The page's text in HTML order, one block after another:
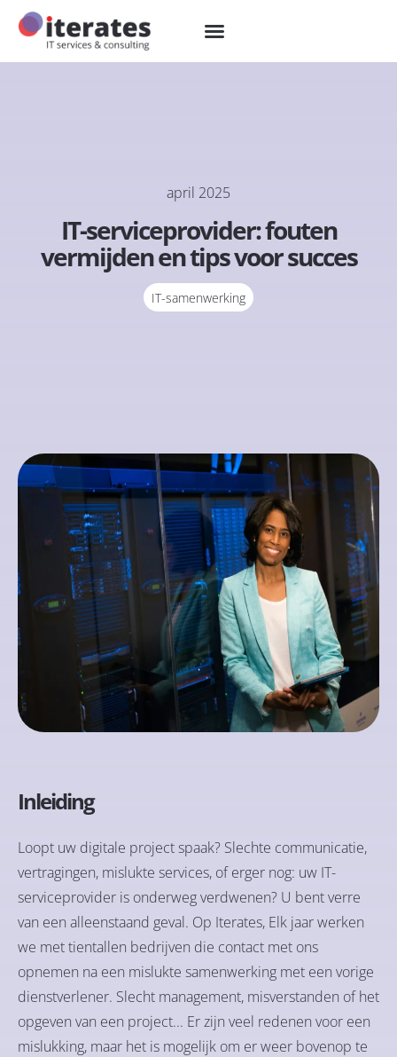
april 2025
IT-serviceprovider: fouten
vermijden en tips voor succes
IT-samenwerking
Inleiding
Loopt uw digitale project spaak? Slechte communicatie,
vertragingen, mislukte services, of erger nog: uw IT-
serviceprovider is onderweg verdwenen? U bent verre
van een alleenstaand geval. Op Iterates, Elk jaar werken
we met tientallen bedrijven die contact met ons
opnemen na een mislukte samenwerking met een vorige
dienstverlener. Slecht management, misverstanden of het
opgeven van een project... Er zijn veel redenen voor een
mislukking, maar het is mogelijk om er weer bovenop te